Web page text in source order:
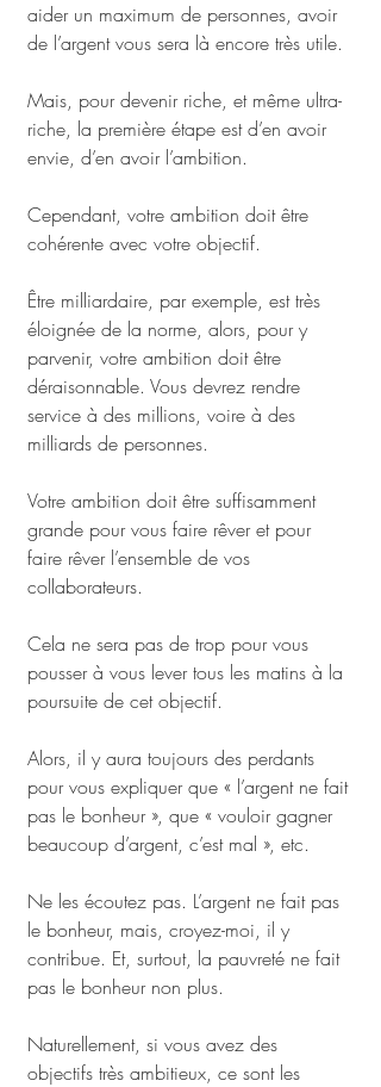
aider un maximum de personnes, avoir
de l’argent vous sera là encore très utile.
Mais, pour devenir riche, et même ultra-
riche, la première étape est d’en avoir
envie, d’en avoir l’ambition.
Cependant, votre ambition doit être
cohérente avec votre objectif.
Être milliardaire, par exemple, est très
éloignée de la norme, alors, pour y
parvenir, votre ambition doit être
déraisonnable. Vous devrez rendre
service à des millions, voire à des
milliards de personnes.
Votre ambition doit être suffisamment
grande pour vous faire rêver et pour
faire rêver l’ensemble de vos
collaborateurs.
Cela ne sera pas de trop pour vous
pousser à vous lever tous les matins à la
poursuite de cet objectif.
Alors, il y aura toujours des perdants
pour vous expliquer que « l’argent ne fait
pas le bonheur », que « vouloir gagner
beaucoup d’argent, c’est mal », etc.
Ne les écoutez pas. L’argent ne fait pas
le bonheur, mais, croyez-moi, il y
contribue. Et, surtout, la pauvreté ne fait
pas le bonheur non plus.
Naturellement, si vous avez des
objectifs très ambitieux, ce sont les